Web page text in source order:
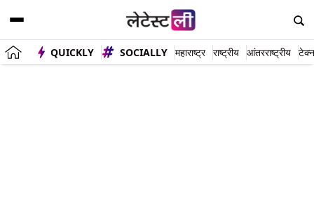
QUICKLY SOCIALLY महाराष्ट्र राष्ट्रीय आंतरराष्ट्रीय